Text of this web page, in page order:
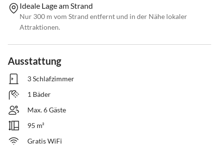
Ideale Lage am Strand
Nur 300 m vom Strand entfernt und in der Nähe lokaler
Attraktionen.
Ausstattung
3 Schlafzimmer
1 Bäder
Max. 6 Gäste
95 m²
Gratis WiFi